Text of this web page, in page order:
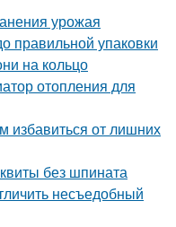
урожая
правильной упаковки
на кольцо
отопления для
избавиться от лишних
без шпината
несъедобный